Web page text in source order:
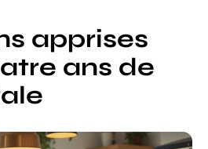
apprises
ans de